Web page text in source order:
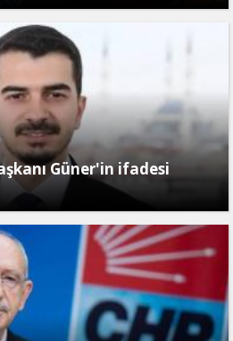
Güner'in ifadesi